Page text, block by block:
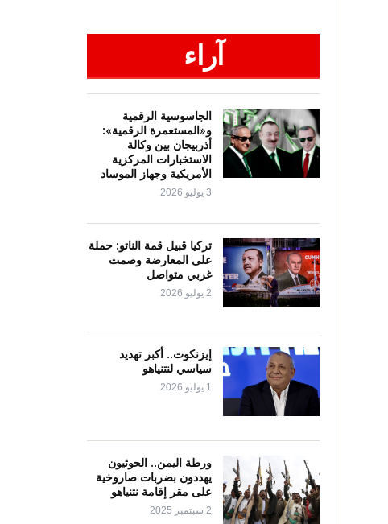
آراء
الجاسوسية الرقمية
و«المستعمرة الرقمية»:
أذربيجان بين وكالة
الاستخبارات المركزية
الأمريكية وجهاز الموساد
3 يوليو 2026
تركيا قبيل قمة الناتو: حملة
على المعارضة وصمت
غربي متواصل
2 يوليو 2026
إيزنكوت.. أكبر تهديد
سياسي لنتنياهو
1 يوليو 2026
ورطة اليمن.. الحوثيون
يهددون بضربات صاروخية
على مقر إقامة نتنياهو
2 سبتمبر 2025